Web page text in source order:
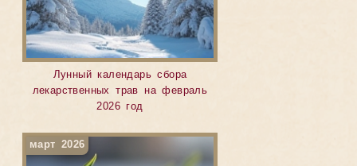
Лунный календарь сбора
лекарственных трав на февраль
2026 год
март 2026